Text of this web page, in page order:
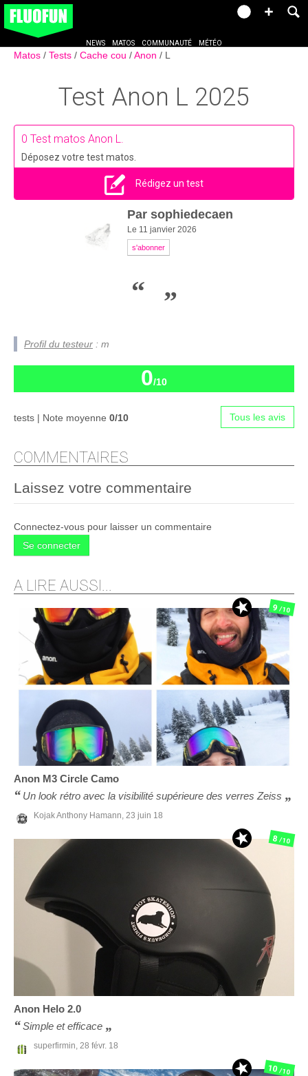
NEWS MATOS COMMUNAUTÉ MÉTÉO
Matos Tests Cache cou Anon L
Test Anon L 2025
0 Test matos Anon L.
Déposez votre test matos.
Rédigez un test
Par sophiedecaen
Le 11 janvier 2026
s'abonner
Profil du testeur : m
0/10
tests | Note moyenne 0/10 Tous les avis
COMMENTAIRES
Laissez votre commentaire
Connectez-vous pour laisser un commentaire
Se connecter
A LIRE AUSSI...
Anon M3 Circle Camo
Un look rétro avec la visibilité supérieure des verres Zeiss
Kojak Anthony Hamann, 23 juin 18
9/10
Anon Helo 2.0
Simple et efficace
superfirmin, 28 févr. 18
8/10
10/10